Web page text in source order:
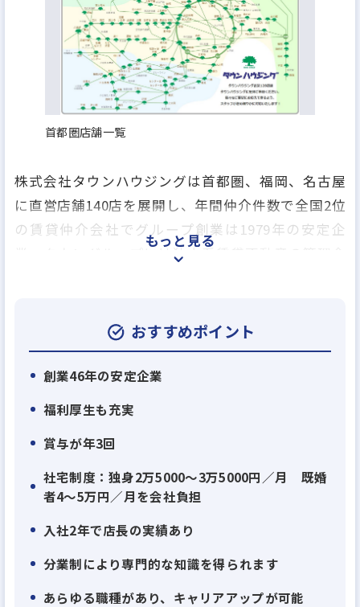
首都圏店舗一覧
株式会社タウンハウジングは首都圏、福岡、名古屋
に直営店舗140店を展開し、年間仲介件数で全国2位
の賃貸仲介会社でグループ創業は1979年の安定企
業、タウングループには独立系賃貸不動産の管理会
飲食事業を行う会社など、グループ全17社で総合生
活関連のあらゆるサービスを提供しております。
もっと見る
おすすめポイント
創業46年の安定企業
福利厚生も充実
賞与が年3回
社宅制度：独身2万5000～3万5000円／月 既婚
者4～5万円／月を会社負担
入社2年で店長の実績あり
分業制により専門的な知識を得られます
あらゆる職種があり、キャリアアップが可能